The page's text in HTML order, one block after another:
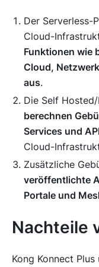
Der Serverless-
Cloud-
Funktionen wie
Cloud,
aus.
Die Self
berechnen
Services und
Cloud-
Zusätzliche
veröffentlichte
Portale und
Nachteile
Kong Konnect